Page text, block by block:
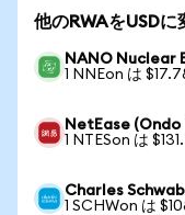
他のRWAをUSDに
NANO Nuclear
1 NNEon は
NetEase (Ondo
1 NTESon は
Charles
1 SCHWon は